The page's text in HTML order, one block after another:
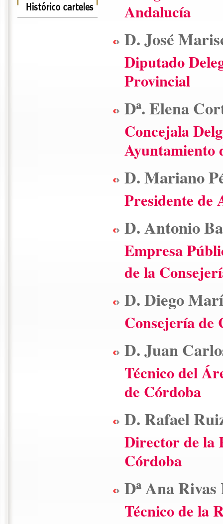
Andalucía
D. José
Diputado
Provincial
Dª. Elena
Concejala
Ayuntamiento
D. Mariano
Presidente de
D. Antonio
Empresa
de la
D. Diego
Consejería de
D. Juan
Técnico del
de Córdoba
D. Rafael
Director de la
Córdoba
Dª Ana
Técnico de la